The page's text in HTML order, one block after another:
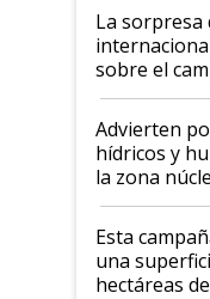
La sorpresa
sobre el
"Estoy muy
Advierten
hídricos y
la zona
Esta
una
hectáreas